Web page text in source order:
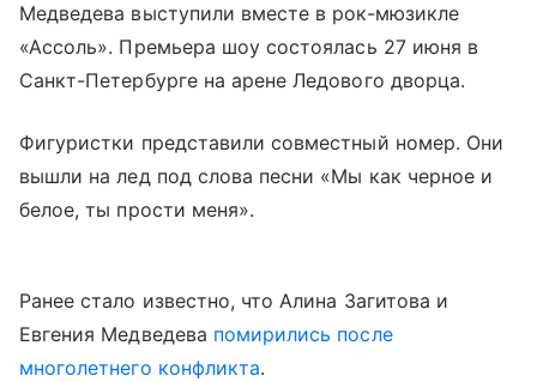
Медведева выступили вместе в рок-мюзикле
«Ассоль». Премьера шоу состоялась 27 июня в
Санкт-Петербурге на арене Ледового дворца.
Фигуристки представили совместный номер. Они
вышли на лед под слова песни «Мы как черное и
белое, ты прости меня».
Ранее стало известно, что Алина Загитова и
Евгения Медведева помирились после
многолетнего конфликта.